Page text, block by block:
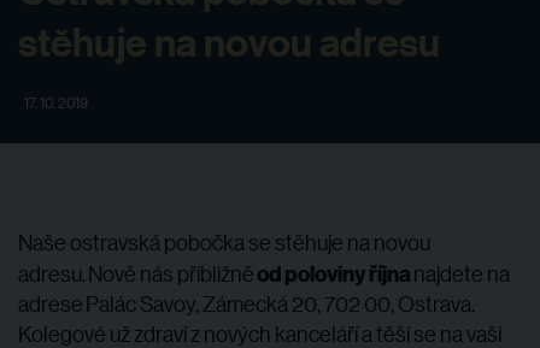
stěhuje na novou adresu
17. 10. 2019
Naše ostravská pobočka se stěhuje na novou
adresu. Nově nás přibližněod poloviny říjnanajdete na
adrese Palác Savoy, Zámecká 20, 702 00, Ostrava.
Kolegové už zdraví z nových kanceláří a těší se na vaši